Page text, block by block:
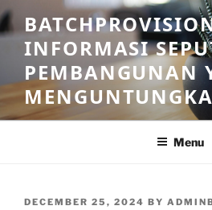
Skip
to
contentINFORMASI
PEMBANGUNAN
Menu
POSTED
DECEMBER 25, 2024 BY